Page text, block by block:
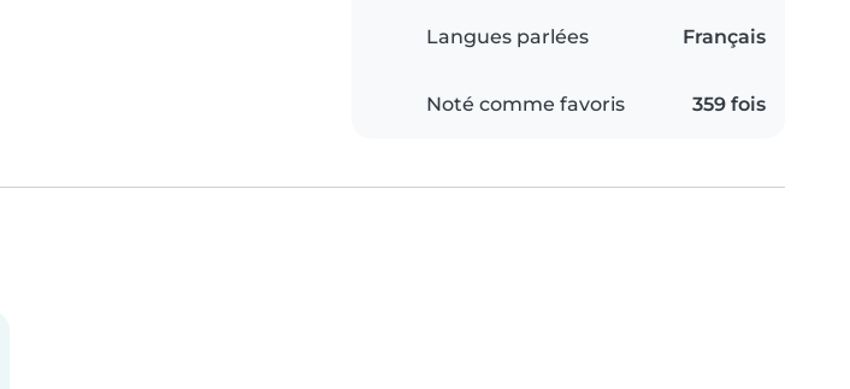
Langues parlées Français
Noté comme favoris 359 fois